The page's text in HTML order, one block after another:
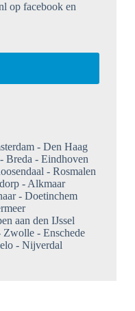
op facebook en
Den Haag
Breda
Eindhoven
Rosmalen
Alkmaar
Doetinchem
aan den IJssel
Zwolle
Enschede
Nijverdal